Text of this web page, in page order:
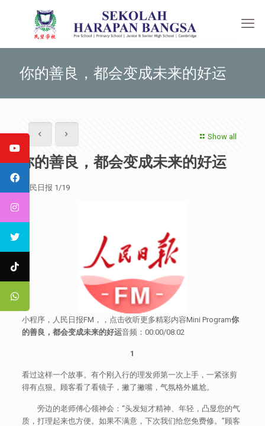
你的善良，都会变成未来的好运
Show all
你的善良，都会变成未来的好运
人民日报 1/19
小程序，人民日报FM，，点击收听更多精彩内容Mini Program你
的善良，都会变成未来的好运音频：00:00/08:02
1
看过这样一个故事。有个刚入行的理发师第一次上手，一紧张剪
得有点狠。顾客看了看镜子，撇了撇嘴，气氛格外尴尬。
旁边的老师傅心领神会：“头发短才精神、年轻，凸显您的气
质，打理起来也方便。如果不满意，下次我们给您免费修。”顾客